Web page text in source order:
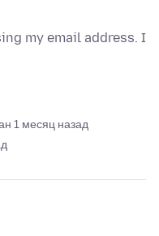
my email address. I
1 месяц назад